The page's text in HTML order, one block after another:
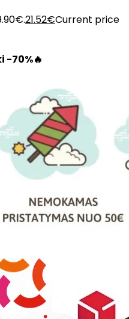
21.52€Current price
-70%🔥